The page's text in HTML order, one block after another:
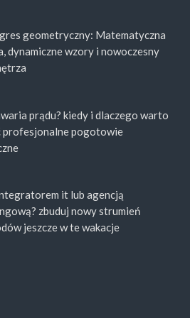
geometryczny: Matematyczna
dynamiczne wzory i nowoczesny
prądu? kiedy i dlaczego warto
profesjonalne pogotowie
it lub agencją
zbuduj nowy strumień
jeszcze w te wakacje